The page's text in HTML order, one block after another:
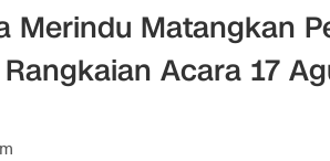
Merindu Matangkan
Acara 17